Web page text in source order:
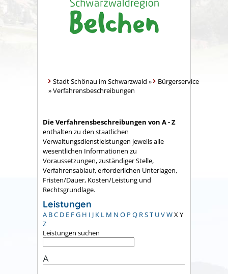
Stadt Schönau im Schwarzwald »
Bürgerservice
»Verfahrensbeschreibungen
Die Verfahrensbeschreibungen von A - Z
enthalten zu den staatlichen
Verwaltungsdienstleistungen jeweils alle
wesentlichen Informationen zu
Voraussetzungen, zuständiger Stelle,
Verfahrensablauf, erforderlichen Unterlagen,
Fristen/Dauer, Kosten/Leistung und
Rechtsgrundlage.
Leistungen
A BC D E FG H I J K L M N O P Q RST UVWXY
Z
Leistungen suchen
A